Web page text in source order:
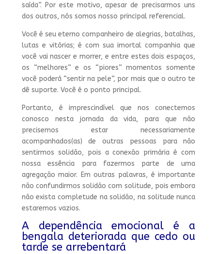
saída”. Por este motivo, apesar de precisarmos uns
dos outros, nós somos nosso principal referencial.
Você é seu eterno companheiro de alegrias, batalhas,
lutas e vitórias; é com sua imortal companhia que
você vai nascer e morrer, e entre estes dois espaços,
os “melhores” e os “piores” momentos somente
você poderá “sentir na pele”, por mais que o outro te
dê suporte. Você é o ponto principal.
Portanto, é imprescindível que nos conectemos
conosco nesta jornada da vida, para que não
precisemos estar necessariamente
acompanhados(as) de outras pessoas para não
sentirmos solidão, pois a conexão primária é com
nossa essência para fazermos parte de uma
agregação maior. Em outras palavras, é importante
não confundirmos solidão com solitude, pois embora
não exista completude na solidão, na solitude nunca
estaremos vazios.
A dependência emocional é a
bengala deteriorada que cedo ou
tarde se arrebentará